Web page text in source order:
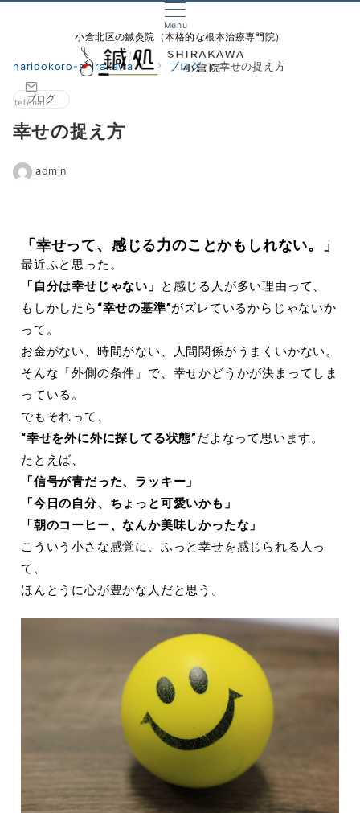
Menu
小倉北区の鍼灸院（本格的な根本治療専門院）
tel/mail
haridokoro-shirakawa ブログ 幸せの捉え方
ブログ
幸せの捉え方
admin
「幸せって、感じる力のことかもしれない。」
最近ふと思った。
「自分は幸せじゃない」
と感じる人が多い理由って、
もしかしたら “幸せの基準”がズレているからじゃないか
って。
お金がない、時間がない、人間関係がうまくいかない。
そんな「外側の条件」で、幸せかどうかが決まってしま
っている。
でもそれって、
“幸せを外に外に探してる状態”だよなって思います。
たとえば、
「信号が青だった、ラッキー」
「今日の自分、ちょっと可愛いかも」
「朝のコーヒー、なんか美味しかったな」
こういう小さな感覚に、ふっと幸せを感じられる人っ
て、
ほんとうに心が豊かな人だと思う。